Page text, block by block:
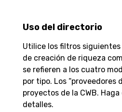
Uso del directorio
Utilice los filtros siguientes
de creación de riqueza
se refieren a los cuatro
por tipo. Los “proveedores
proyectos de la CWB.
detalles.